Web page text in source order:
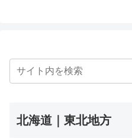
北海道｜東北地方